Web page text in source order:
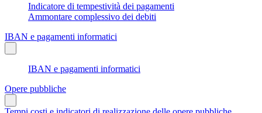
Indicatore di tempestività dei pagamenti
Ammontare complessivo dei debiti
IBAN e pagamenti informatici
IBAN e pagamenti informatici
Opere pubbliche